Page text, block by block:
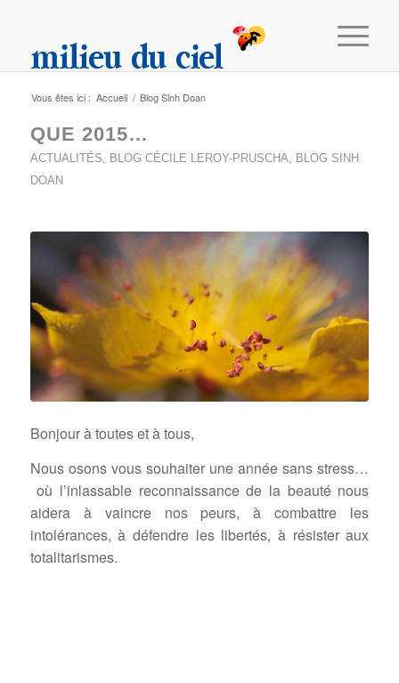
Vous êtes ici : Accueil / Blog Sinh Doan
QUE 2015…
ACTUALITÉS, BLOG CÉCILE LEROY-PRUSCHA, BLOG SINH
DOAN
Bonjour à toutes et à tous,
Nous osons vous souhaiter une année sans stress…
où l’inlassable reconnaissance de la beauté nous
aidera à vaincre nos peurs, à combattre les
intolérances, à défendre les libertés, à résister aux
totalitarismes.